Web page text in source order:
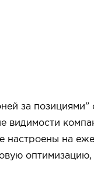
за позициями”
видимости
настроены на
оптимизацию,